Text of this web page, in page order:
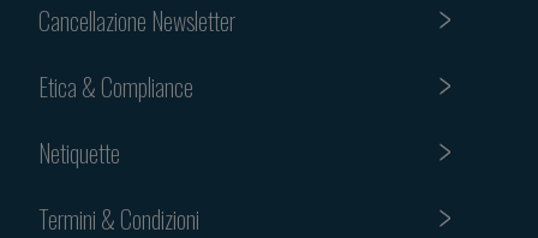
Cancellazione Newsletter
Etica & Compliance
Netiquette
Termini & Condizioni